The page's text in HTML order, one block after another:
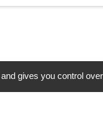
gives you control